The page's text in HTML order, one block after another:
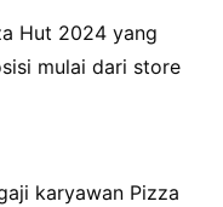
Hut 2024 yang
mulai dari store
karyawan Pizza